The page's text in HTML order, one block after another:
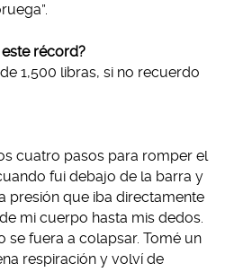
récord?
1,500 libras, si no recuerdo
cuatro pasos para romper el
fui debajo de la barra y
presión que iba directamente
mi cuerpo hasta mis dedos.
se fuera a colapsar. Tomé un
respiración y volví de